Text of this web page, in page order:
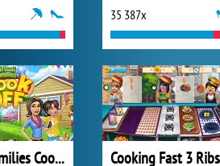
35 387x
Virtual Families Cook Off